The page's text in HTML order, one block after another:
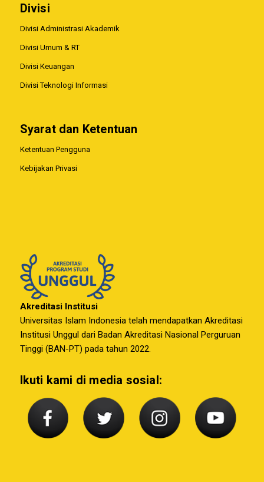
Divisi
Divisi Administrasi Akademik
Divisi Umum & RT
Divisi Keuangan
Divisi Teknologi Informasi
Syarat dan Ketentuan
Ketentuan Pengguna
Kebijakan Privasi
Akreditasi Institusi
Universitas Islam Indonesia telah mendapatkan Akreditasi
Institusi Unggul dari Badan Akreditasi Nasional Perguruan
Tinggi (BAN-PT) pada tahun 2022.
Ikuti kami di media sosial: